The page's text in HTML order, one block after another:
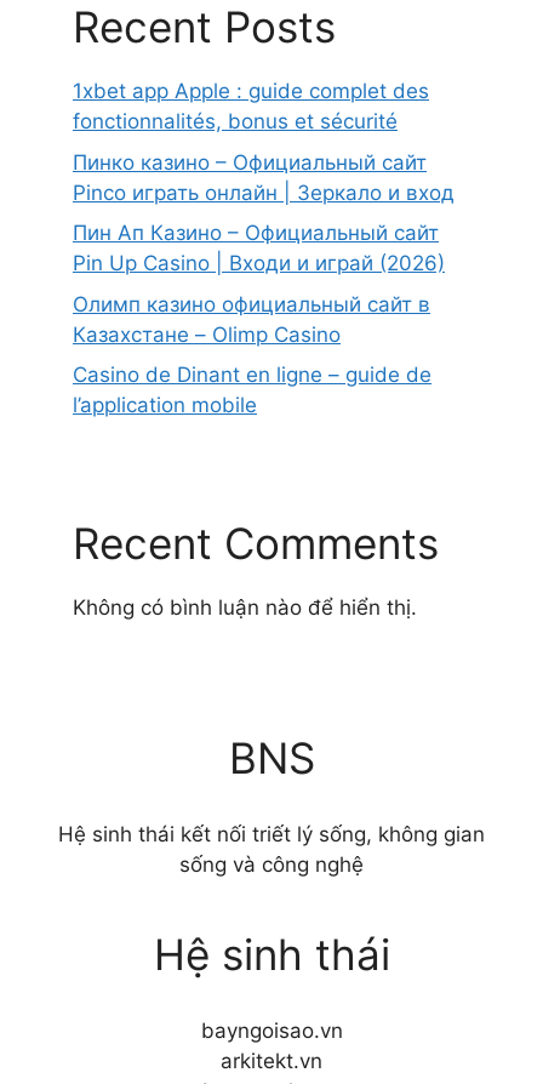
Recent Posts
1xbet app Apple : guide complet des
fonctionnalités, bonus et sécurité
Пинко казино – Официальный сайт
Pinco играть онлайн | Зеркало и вход
Пин Ап Казино – Официальный сайт
Pin Up Casino | Входи и играй (2026)
Олимп казино официальный сайт в
Казахстане – Olimp Casino
Casino de Dinant en ligne – guide de
l’application mobile
Recent Comments
Không có bình luận nào để hiển thị.
BNS
Hệ sinh thái kết nối triết lý sống, không gian
sống và công nghệ
Hệ sinh thái
bayngoisao.vn
arkitekt.vn